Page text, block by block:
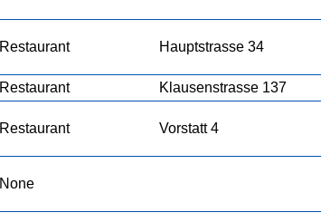
Restaurant Hauptstrasse 34
Restaurant Klausenstrasse 137
Restaurant Vorstatt 4
None